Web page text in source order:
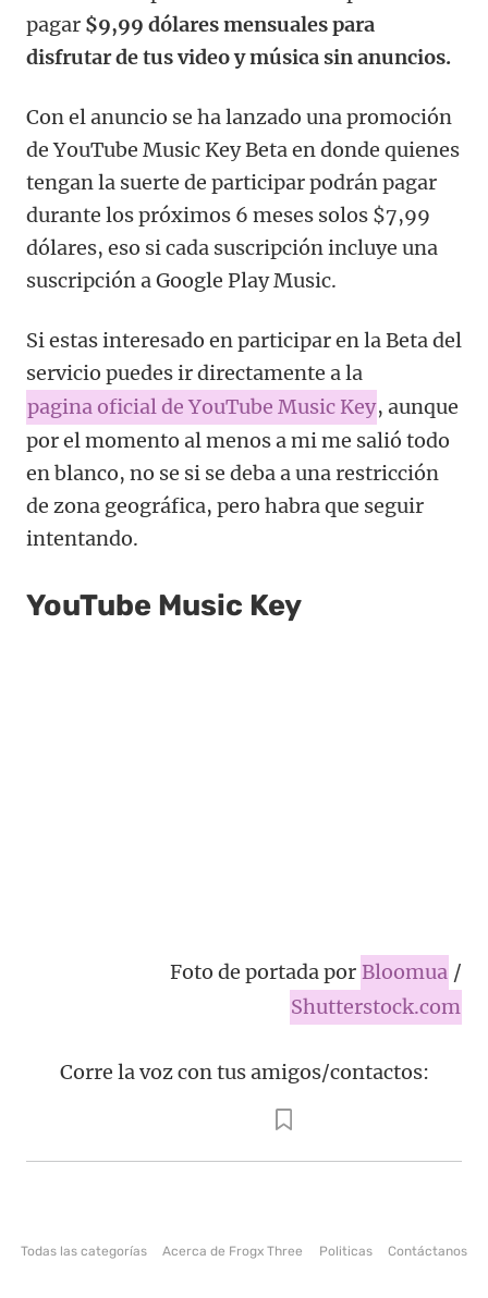
pagar $9,99 dólares mensuales para
disfrutar de tus video y música sin anuncios.
Con el anuncio se ha lanzado una promoción
de YouTube Music Key Beta en donde quienes
tengan la suerte de participar podrán pagar
durante los próximos 6 meses solos $7,99
dólares, eso si cada suscripción incluye una
suscripción a Google Play Music.
Si estas interesado en participar en la Beta del
servicio puedes ir directamente a la
pagina oficial de YouTube Music Key, aunque
por el momento al menos a mi me salió todo
en blanco, no se si se deba a una restricción
de zona geográfica, pero habra que seguir
intentando.
YouTube Music Key
Foto de portada por Bloomua /
Shutterstock.com
Corre la voz con tus amigos/contactos:
Todas las categorías Acerca de Frogx Three Politicas Contáctanos